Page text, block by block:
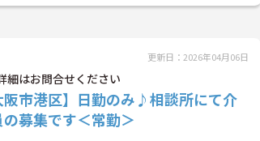
更新日：2026年04月06日
はお問合せください
阪市港区】日勤のみ♪相談所にて介
募集です＜常勤＞